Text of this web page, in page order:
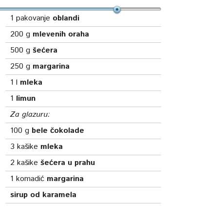
1 pakovanje oblandi
200 g mlevenih oraha
500 gšećera
250 g margarina
1 l mleka
1 limun
Za glazuru:
100 g bele čokolade
3 kašike mleka
2 kašikešećera u prahu
1 komadić margarina
sirup od karamela